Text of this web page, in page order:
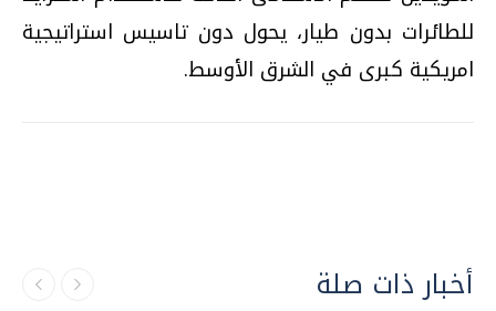
للطائرات بدون طيار، يحول دون تاسيس استراتيجية
امريكية كبرى في الشرق الأوسط.
أخبار ذات صلة